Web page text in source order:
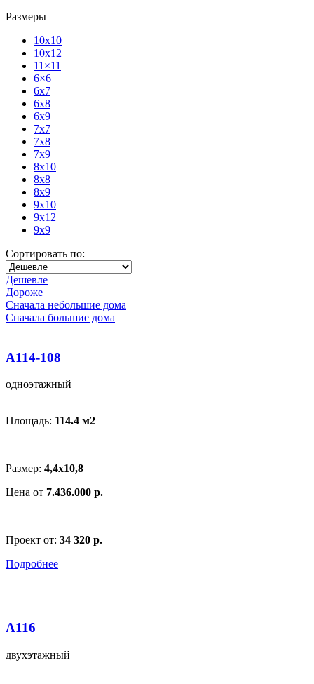
Размеры
10x10
10x12
11×11
6×6
6x7
6x8
6x9
7x7
7x8
7x9
8x10
8x8
8x9
9x10
9x12
9x9
Сортировать по:
Дешевле
Дороже
Сначала небольшие дома
Сначала большие дома
A114-108
одноэтажный
Площадь: 114.4 м2
Размер: 4,4x10,8
Цена от 7.436.000 р.
Проект от: 34 320 р.
Подробнее
A116
двухэтажный